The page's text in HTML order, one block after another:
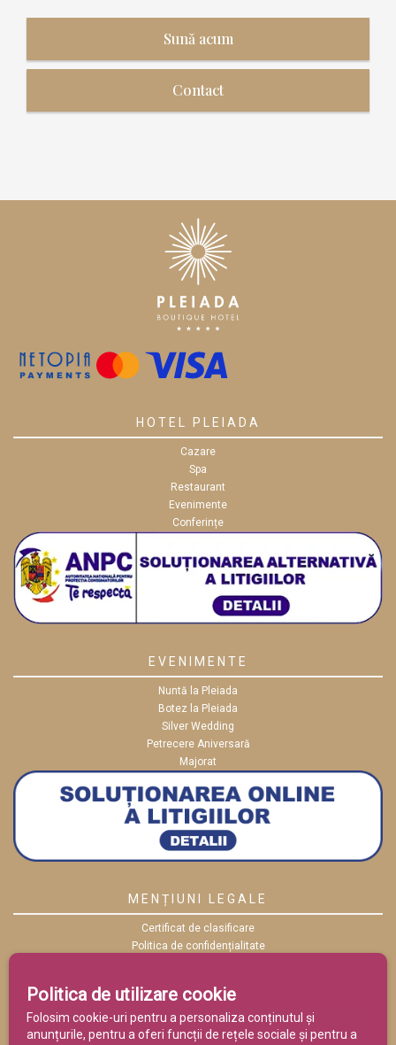
Sună acum
Contact
HOTEL PLEIADA
Cazare
Spa
Restaurant
Evenimente
Conferințe
EVENIMENTE
Nuntă la Pleiada
Botez la Pleiada
Silver Wedding
Petrecere Aniversară
Majorat
MENȚIUNI LEGALE
Certificat de clasificare
Politica de confidențialitate
Termeni și condiții
Politica de utilizare cookie
Folosim cookie-uri pentru a personaliza conținutul și
anunțurile, pentru a oferi funcții de rețele sociale și pentru a